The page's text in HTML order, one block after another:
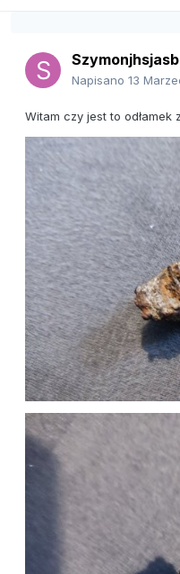
Napisano 13
Witam czy jest to odłamek